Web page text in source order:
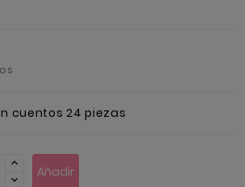
cuentos 24 piezas
Añadir